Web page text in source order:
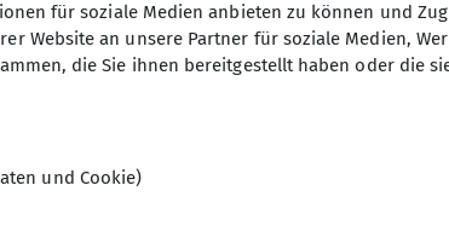
bei uns Frösche fangen und Stauseen
ein, denn bei uns sind auch kleinere
in die sich jeder einbringt – ein Austausch
Beitrag ihrer Mitglieder. Und der kann
für soziale Medien anbieten zu können und
Website an unsere Partner für soziale Medien,
die Sie ihnen bereitgestellt haben oder die
und Cookie)